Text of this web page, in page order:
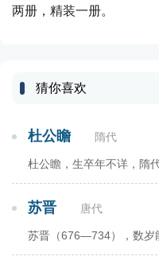
两册，精装一册。
猜你喜欢
杜公瞻 隋代
杜公瞻，生卒年不详，隋
苏晋 唐代
苏晋（676—734），数岁